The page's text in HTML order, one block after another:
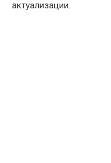
актуализации.